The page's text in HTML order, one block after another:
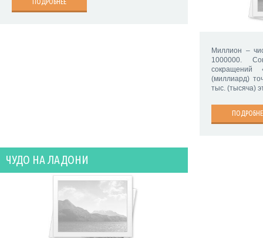
Миллион –
1000000.
(миллиард)
тыс. (тысяча)
ЧУДО НА ЛАДОНИ